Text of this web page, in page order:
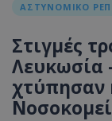
ΑΣΤΥΝΟΜΙΚΟ
Στιγμές
Λευκωσία
χτύπησαν